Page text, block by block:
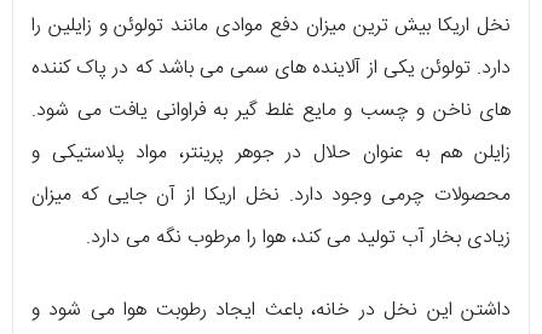
نخل اریکا بیش ترین میزان دفع موادی مانند تولوئن و زایلین را
دارد. تولوئن یکی از آلاینده های سمی می باشد که در پاک کننده
های ناخن و چسب و مایع غلط گیر به فراوانی یافت می شود.
زایلن هم به عنوان حلال در جوهر پرینتر، مواد پلاستیکی و
محصولات چرمی وجود دارد. نخل اریکا از آن جایی که میزان
زیادی بخار آب تولید می کند، هوا را مرطوب نگه می دارد.
داشتن این نخل در خانه، باعث ایجاد رطوبت هوا می شود و